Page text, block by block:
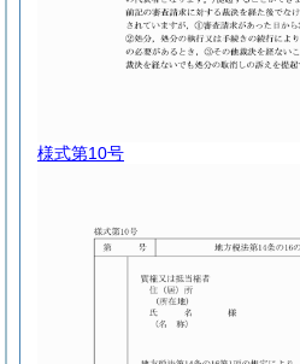
様式第10号